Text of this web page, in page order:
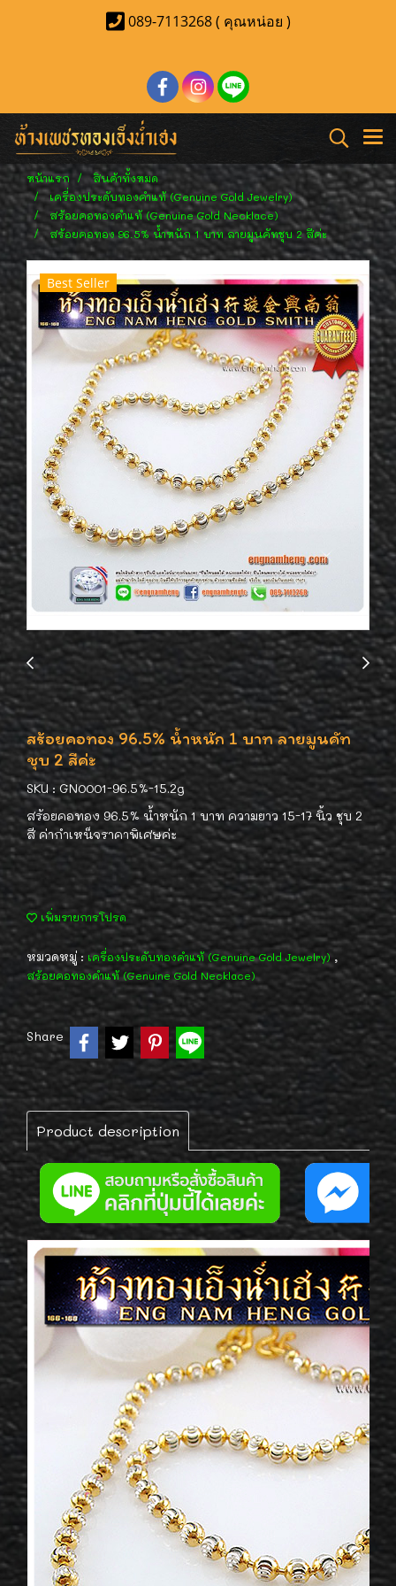
089-7113268 ( คุณหน่อย )
หน้าแรก
สินค้าทั้งหมด
เครื่องประดับทองคำแท้ (Genuine Gold Jewelry)
สร้อยคอทองคำแท้ (Genuine Gold Necklace)
สร้อยคอทอง 96.5% น้ำหนัก 1 บาท ลายมูนคัทชุบ 2 สีค่ะ
Best Seller
สร้อยคอทอง 96.5% น้ำหนัก 1 บาท ลายมูนคัท
ชุบ 2 สีค่ะ
SKU : GN0001-96.5%-15.2g
สร้อยคอทอง 96.5% น้ำหนัก 1 บาท ความยาว 15-17 นิ้ว ชุบ 2
สี ค่ากำเหน็จราคาพิเศษค่ะ
เพิ่มรายการโปรด
หมวดหมู่ : เครื่องประดับทองคำแท้ (Genuine Gold Jewelry) ,
สร้อยคอทองคำแท้ (Genuine Gold Necklace)
Share
Product description